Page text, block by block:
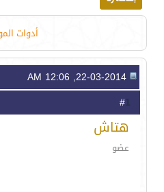
أدوات
1
هتاش
عضو